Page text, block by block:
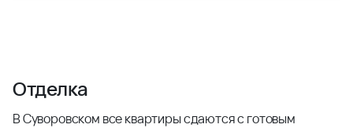
Отделка
В Суворовском все квартиры сдаются с готовым